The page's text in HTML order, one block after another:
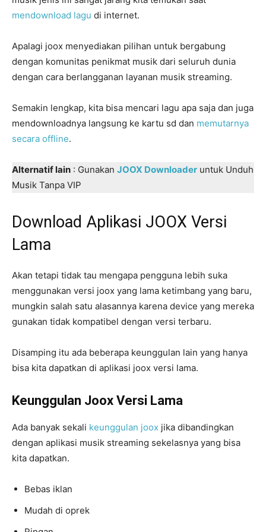
mendownload lagu di internet.
Apalagi joox menyediakan pilihan untuk bergabung
dengan komunitas penikmat musik dari seluruh dunia
dengan cara berlangganan layanan musik streaming.
Semakin lengkap, kita bisa mencari lagu apa saja dan juga
mendownloadnya langsung ke kartu sd dan memutarnya
secara offline.
Alternatif lain : Gunakan JOOX Downloader untuk Unduh
Musik Tanpa VIP
Download Aplikasi JOOX Versi
Lama
Akan tetapi tidak tau mengapa pengguna lebih suka
menggunakan versi joox yang lama ketimbang yang baru,
mungkin salah satu alasannya karena device yang mereka
gunakan tidak kompatibel dengan versi terbaru.
Disamping itu ada beberapa keunggulan lain yang hanya
bisa kita dapatkan di aplikasi joox versi lama.
Keunggulan Joox Versi Lama
Ada banyak sekali keunggulan joox jika dibandingkan
dengan aplikasi musik streaming sekelasnya yang bisa
kita dapatkan.
Bebas iklan
Mudah di oprek